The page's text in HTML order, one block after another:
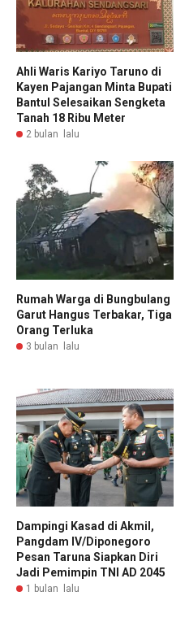
Ahli Waris Kariyo Taruno di
Kayen Pajangan Minta Bupati
Bantul Selesaikan Sengketa
Tanah 18 Ribu Meter
2 bulan lalu
Rumah Warga di Bungbulang
Garut Hangus Terbakar, Tiga
Orang Terluka
3 bulan lalu
Dampingi Kasad di Akmil,
Pangdam IV/Diponegoro
Pesan Taruna Siapkan Diri
Jadi Pemimpin TNI AD 2045
1 bulan lalu